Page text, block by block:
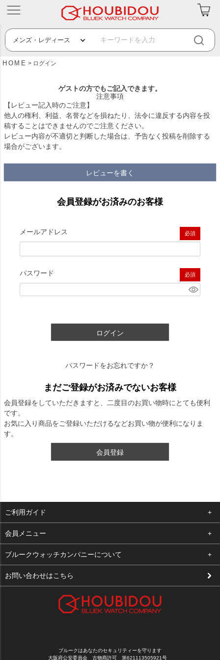
HOME ログイン
ゲストの方でもご記入できます。
注意事項
【レビュー記入時のご注意】
他人の権利、利益、名誉などを損ねたり、法令に違反する内容を投
稿することはできませんのでご注意ください。
レビュー内容が不適切と判断した場合は、予告なく投稿を削除する
場合がございます。
レビューを書く
会員登録がお済みのお客様
メールアドレス
(必須)
パスワード
(必須)
ログイン
パスワードをお忘れですか？
まだご登録がお済みでないお客様
会員登録をしていただきますと、二度目のお買い物時にとても便利
です。
お気に入り商品をご登録いただけるなどお買い物が便利になりま
す。
会員登録
ご利用ガイド
よくある質問
支払い・送料
修理依頼
会員メニュー
ログイン
お気に入り
ブルークウォッチカンパニーについて
会社概要
お問い合わせはこちら
ブルークはあなたのセキュリティーを守ります
大阪府公安委員会 古物商許可 第621113505921号